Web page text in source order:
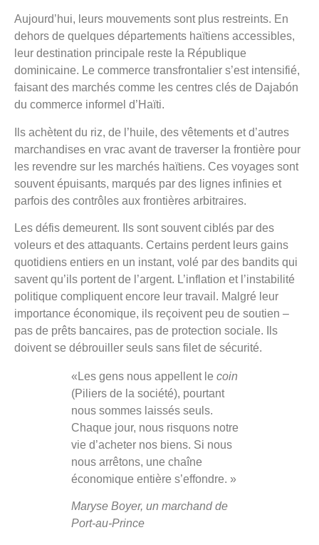
Aujourd’hui, leurs mouvements sont plus restreints. En
dehors de quelques départements haïtiens accessibles,
leur destination principale reste la République
dominicaine. Le commerce transfrontalier s’est intensifié,
faisant des marchés comme les centres clés de Dajabón
du commerce informel d’Haïti.
Ils achètent du riz, de l’huile, des vêtements et d’autres
marchandises en vrac avant de traverser la frontière pour
les revendre sur les marchés haïtiens. Ces voyages sont
souvent épuisants, marqués par des lignes infinies et
parfois des contrôles aux frontières arbitraires.
Les défis demeurent. Ils sont souvent ciblés par des
voleurs et des attaquants. Certains perdent leurs gains
quotidiens entiers en un instant, volé par des bandits qui
savent qu’ils portent de l’argent. L’inflation et l’instabilité
politique compliquent encore leur travail. Malgré leur
importance économique, ils reçoivent peu de soutien –
pas de prêts bancaires, pas de protection sociale. Ils
doivent se débrouiller seuls sans filet de sécurité.
«Les gens nous appellent le coin
(Piliers de la société), pourtant
nous sommes laissés seuls.
Chaque jour, nous risquons notre
vie d’acheter nos biens. Si nous
nous arrêtons, une chaîne
économique entière s’effondre. »
Maryse Boyer, un marchand de
Port-au-Prince